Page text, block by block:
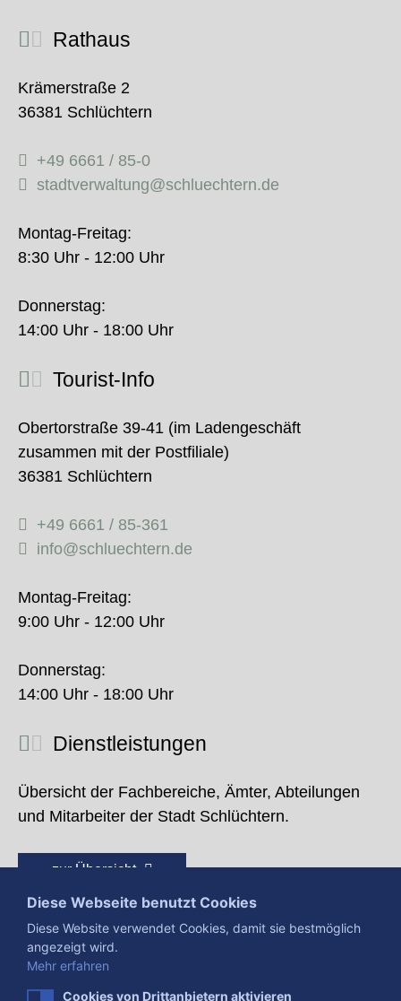
Rathaus
Krämerstraße 2
36381 Schlüchtern
+49 6661 / 85-0
stadtverwaltung@schluechtern.de
Montag-Freitag:
8:30 Uhr - 12:00 Uhr
Donnerstag:
14:00 Uhr - 18:00 Uhr
Tourist-Info
Obertorstraße 39-41 (im Ladengeschäft
zusammen mit der Postfiliale)
36381 Schlüchtern
+49 6661 / 85-361
info@schluechtern.de
Montag-Freitag:
9:00 Uhr - 12:00 Uhr
Donnerstag:
14:00 Uhr - 18:00 Uhr
Dienstleistungen
Übersicht der Fachbereiche, Ämter, Abteilungen
und Mitarbeiter der Stadt Schlüchtern.
zur Übersicht
Diese Webseite benutzt Cookies
Diese Website verwendet Cookies, damit sie bestmöglich
angezeigt wird.
Mehr erfahren
Cookies von Drittanbietern aktivieren